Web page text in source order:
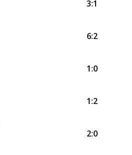
3:1
6:2
1:0
1:2
2:0